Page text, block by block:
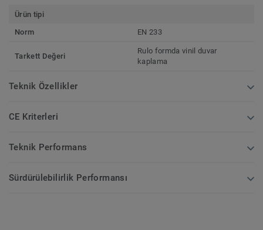
Ürün tipi
Norm
EN 233
Tarkett Değeri
Rulo formda vinil duvar
kaplama
Teknik Özellikler
CE Kriterleri
Teknik Performans
Sürdürülebilirlik Performansı